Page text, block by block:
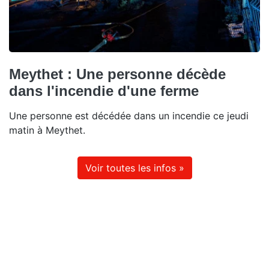
Meythet : Une personne décède
dans l'incendie d'une ferme
Une personne est décédée dans un incendie ce jeudi
matin à Meythet.
Voir toutes les infos »